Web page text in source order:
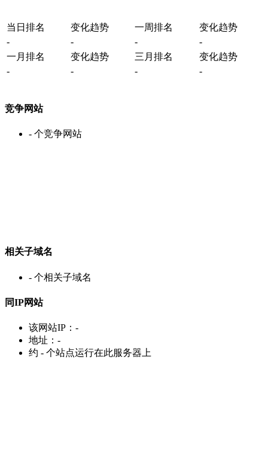
当日排名 变化趋势 一周排名
变化趋势
-
- -
-
一月排名
变化趋势 三月排名
变化趋势
-
- - -
竞争网站
- 个竞争网站
相关子域名
- 个相关子域名
同IP网站
该网站IP： -
地址： -
约 - 个站点运行在此服务器上